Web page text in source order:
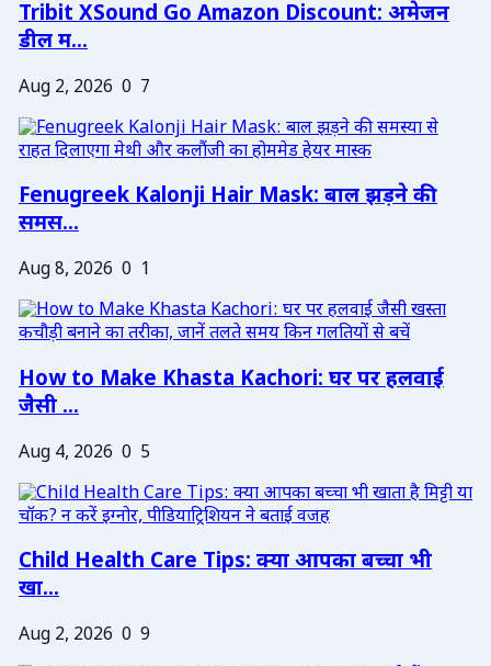
Tribit XSound Go Amazon Discount: अमेजन
डील म...
Aug 2, 2026 0 7
Fenugreek Kalonji Hair Mask: बाल झड़ने की
समस...
Aug 8, 2026 0 1
How to Make Khasta Kachori: घर पर हलवाई
जैसी ...
Aug 4, 2026 0 5
Child Health Care Tips: क्या आपका बच्चा भी
खा...
Aug 2, 2026 0 9